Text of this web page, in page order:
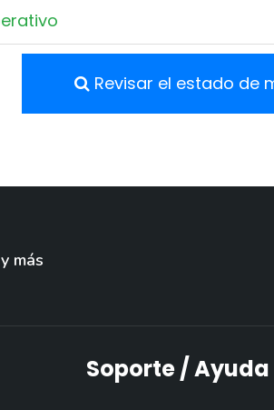
Revisar el estado de
más
Soporte / Ayuda